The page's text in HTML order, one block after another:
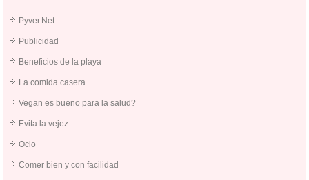
Pyver.Net
Publicidad
Beneficios de la playa
La comida casera
Vegan es bueno para la salud?
Evita la vejez
Ocio
Comer bien y con facilidad